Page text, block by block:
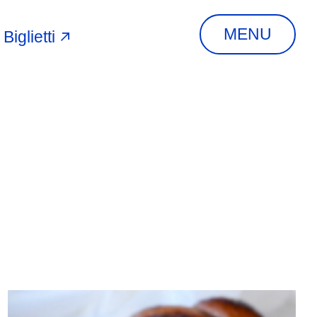
Biglietti MENU